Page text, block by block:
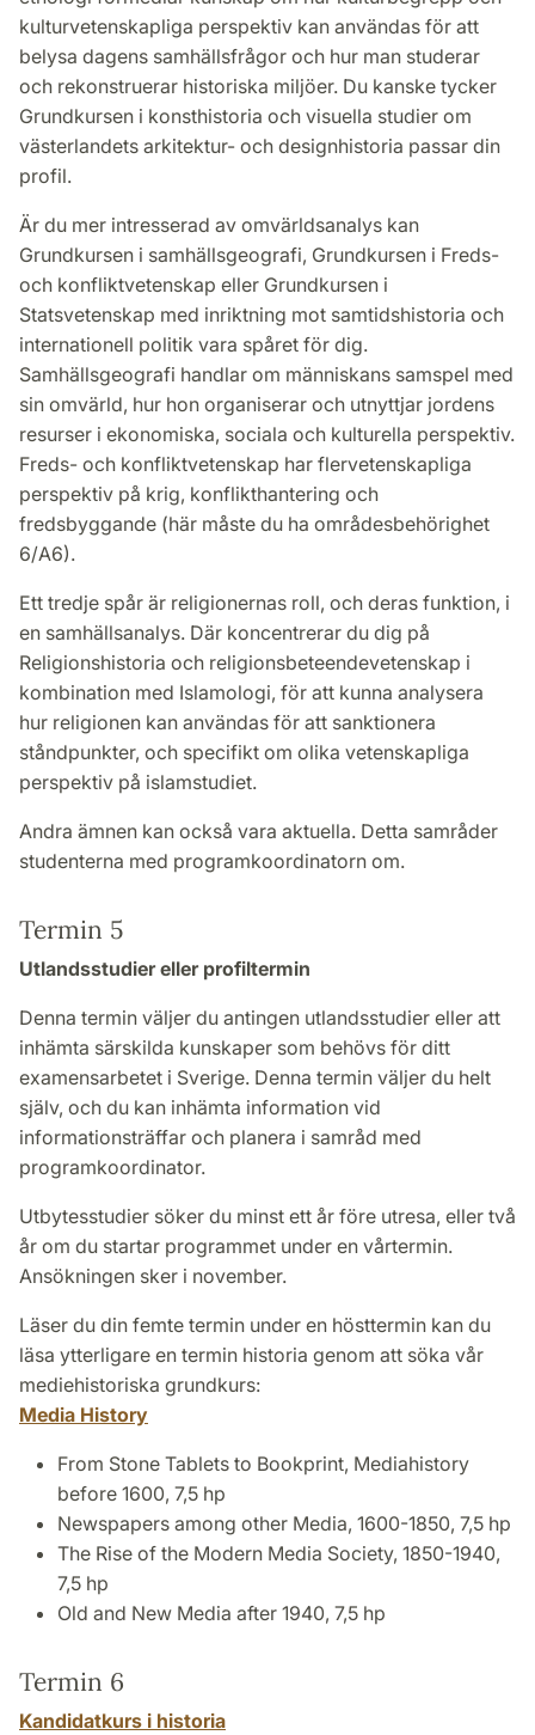
kulturvetenskapliga perspektiv kan användas för att
belysa dagens samhällsfrågor och hur man studerar
och rekonstruerar historiska miljöer. Du kanske tycker
Grundkursen i konsthistoria och visuella studier om
västerlandets arkitektur- och designhistoria passar din
profil.
Är du mer intresserad av omvärldsanalys kan
Grundkursen i samhällsgeografi, Grundkursen i Freds-
och konfliktvetenskap eller Grundkursen i
Statsvetenskap med inriktning mot samtidshistoria och
internationell politik vara spåret för dig.
Samhällsgeografi handlar om människans samspel med
sin omvärld, hur hon organiserar och utnyttjar jordens
resurser i ekonomiska, sociala och kulturella perspektiv.
Freds- och konfliktvetenskap har flervetenskapliga
perspektiv på krig, konflikthantering och
fredsbyggande (här måste du ha områdesbehörighet
6/A6).
Ett tredje spår är religionernas roll, och deras funktion, i
en samhällsanalys. Där koncentrerar du dig på
Religionshistoria och religionsbeteendevetenskap i
kombination med Islamologi, för att kunna analysera
hur religionen kan användas för att sanktionera
ståndpunkter, och specifikt om olika vetenskapliga
perspektiv på islamstudiet.
Andra ämnen kan också vara aktuella. Detta samråder
studenterna med programkoordinatorn om.
Termin 5
Utlandsstudier eller profiltermin
Denna termin väljer du antingen utlandsstudier eller att
inhämta särskilda kunskaper som behövs för ditt
examensarbetet i Sverige. Denna termin väljer du helt
själv, och du kan inhämta information vid
informationsträffar och planera i samråd med
programkoordinator.
Utbytesstudier söker du minst ett år före utresa, eller två
år om du startar programmet under en vårtermin.
Ansökningen sker i november.
Läser du din femte termin under en hösttermin kan du
läsa ytterligare en termin historia genom att söka vår
mediehistoriska grundkurs:
Media History
From Stone Tablets to Bookprint, Mediahistory
before 1600, 7,5 hp
Newspapers among other Media, 1600-1850, 7,5 hp
The Rise of the Modern Media Society, 1850-1940,
7,5 hp
Old and New Media after 1940, 7,5 hp
Termin 6
Kandidatkurs i historia